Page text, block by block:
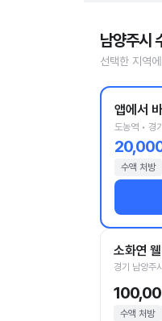
남양주시
선택한 지역
앱에서
도농역 • 경
수액 처방
소화연
경기 남양주
수액 처방